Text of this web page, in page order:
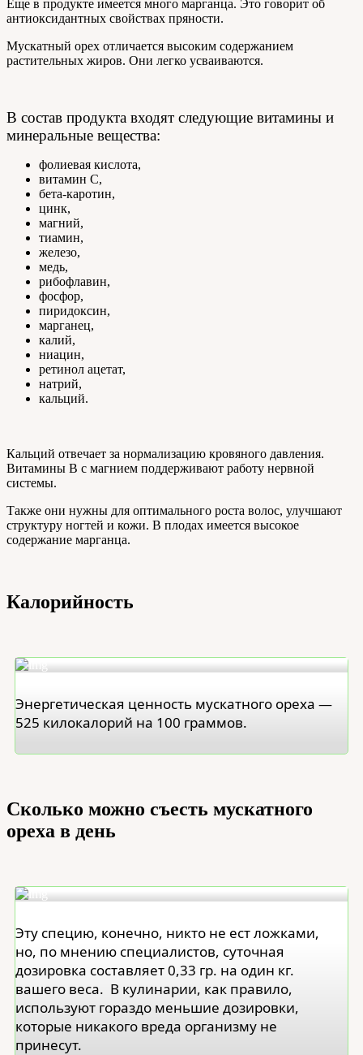
Еще в продукте имеется много марганца. Это говорит об
антиоксидантных свойствах пряности.
Мускатный орех отличается высоким содержанием
растительных жиров. Они легко усваиваются.
В состав продукта входят следующие витамины и
минеральные вещества:
фолиевая кислота,
витамин С,
бета-каротин,
цинк,
магний,
тиамин,
железо,
медь,
рибофлавин,
фосфор,
пиридоксин,
марганец,
калий,
ниацин,
ретинол ацетат,
натрий,
кальций.
Кальций отвечает за нормализацию кровяного давления.
Витамины В с магнием поддерживают работу нервной
системы.
Также они нужны для оптимального роста волос, улучшают
структуру ногтей и кожи. В плодах имеется высокое
содержание марганца.
Калорийность
Энергетическая ценность мускатного ореха —
525 килокалорий на 100 граммов.
Сколько можно съесть мускатного
ореха в день
Эту специю, конечно, никто не ест ложками,
но, по мнению специалистов, суточная
дозировка составляет 0,33 гр. на один кг.
вашего веса. В кулинарии, как правило,
используют гораздо меньшие дозировки,
которые никакого вреда организму не
принесут.